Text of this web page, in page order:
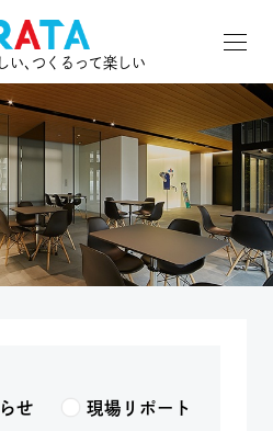
い､つくるって楽しい
せ
現場リポート